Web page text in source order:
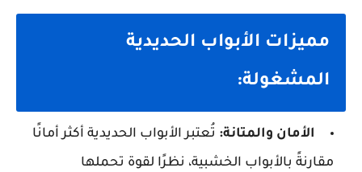
مميزات الأبواب الحديدية
المشغولة:
الأمان والمتانة: تُعتبر الأبواب الحديدية أكثر أمانًا
مقارنةً بالأبواب الخشبية، نظرًا لقوة تحملها